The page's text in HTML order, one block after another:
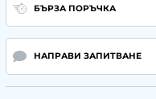
БЪРЗА ПОРЪЧКА
НАПРАВИ ЗАПИТВАНЕ